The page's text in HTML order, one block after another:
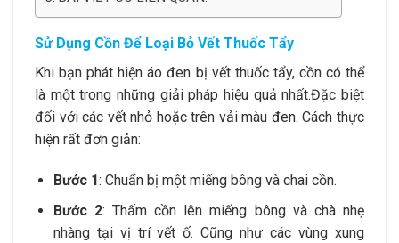
Sử Dụng Cồn Để Loại Bỏ Vết Thuốc Tẩy
Khi bạn phát hiện áo đen bị vết thuốc tẩy, cồn có thể
là một trong những giải pháp hiệu quả nhất.Đặc biệt
đối với các vết nhỏ hoặc trên vải màu đen. Cách thực
hiện rất đơn giản:
Bước 1: Chuẩn bị một miếng bông và chai cồn.
Bước 2: Thấm cồn lên miếng bông và chà nhẹ
nhàng tại vị trí vết ố. Cũng như các vùng xung